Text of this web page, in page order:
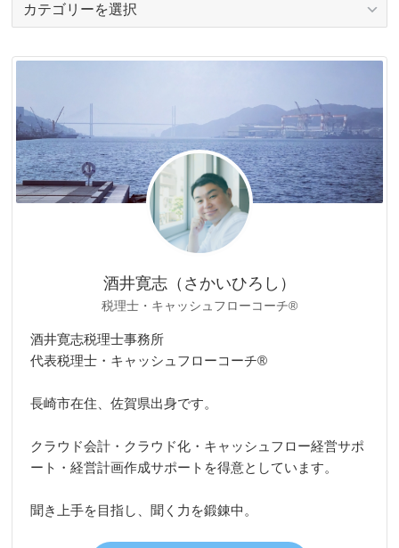
リ
酒井寛志（さかいひろし）
税理士・キャッシュフローコーチ®
酒井寛志税理士事務所
代表税理士・キャッシュフローコーチ®
長崎市在住、佐賀県出身です。
クラウド会計・クラウド化・キャッシュフロー経営サポ
ート・経営計画作成サポートを得意としています。
聞き上手を目指し、聞く力を鍛錬中。